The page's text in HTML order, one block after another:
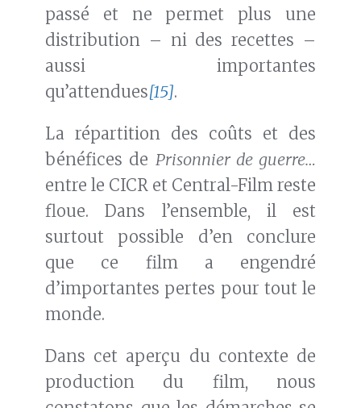
passé et ne permet plus une
distribution – ni des recettes –
aussi importantes
qu’attendues[15].
La répartition des coûts et des
bénéfices de Prisonnier de guerre…
entre le CICR et Central-Film reste
floue. Dans l’ensemble, il est
surtout possible d’en conclure
que ce film a engendré
d’importantes pertes pour tout le
monde.
Dans cet aperçu du contexte de
production du film, nous